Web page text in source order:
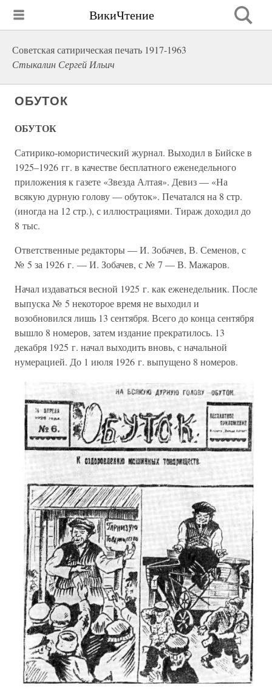
ВикиЧтение
Советская сатирическая печать 1917-1963
Стыкалин Сергей Ильич
ОБУТОК
ОБУТОК
Сатирико-юмористический журнал. Выходил в Бийске в
1925–1926 гг. в качестве бесплатного еженедельного
приложения к газете «Звезда Алтая». Девиз — «На
всякую дурную голову — обуток». Печатался на 8 стр.
(иногда на 12 стр.), с иллюстрациями. Тираж доходил до
8 тыс.
Ответственные редакторы — И. Зобачев, В. Семенов, с
№ 5 за 1926 г. — И. Зобачев, с № 7 — В. Мажаров.
Начал издаваться весной 1925 г. как еженедельник. После
выпуска № 5 некоторое время не выходил и
возобновился лишь 13 сентября. Всего до конца сентября
вышло 8 номеров, затем издание прекратилось. 13
декабря 1925 г. начал выходить вновь, с начальной
нумерацией. До 1 июля 1926 г. выпущено 8 номеров.